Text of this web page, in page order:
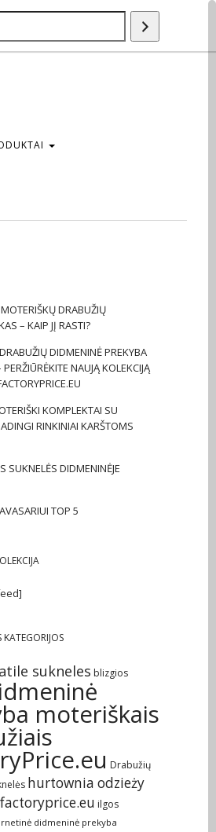
DRABUŽIŲ
– KAIP JĮ RASTI?
DIDMENINĖ PREKYBA
NAUJĄ KOLEKCIJĄ
KOMPLEKTAI SU
RINKINIAI KARŠTOMS
SUKNELĖS DIDMENINĖJE
TOP 5
atile sukneles blizgios
moteriškais
Drabužių
hurtownia odzieży
ilgos
didmeninė prekyba